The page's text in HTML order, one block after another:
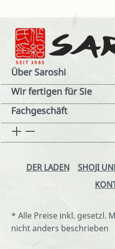
Über Saroshi
Wir fertigen für Sie
Fachgeschäft
DER LADEN SHOJI
* Alle Preise inkl. gesetzl.
nicht anders beschrieben